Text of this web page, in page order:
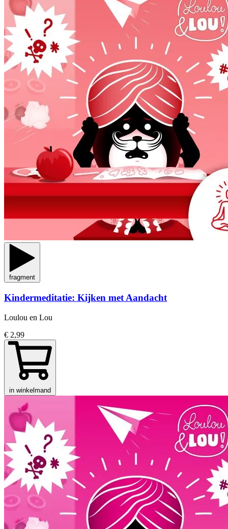
fragment
Kindermeditatie: Kijken met Aandacht
Loulou en Lou
€ 2,99
in winkelmand